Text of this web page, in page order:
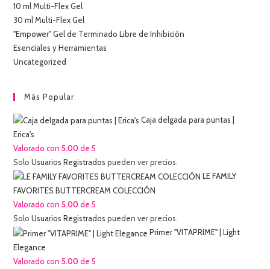
10 ml Multi-Flex Gel
30 ml Multi-Flex Gel
"Empower" Gel de Terminado Libre de Inhibición
Esenciales y Herramientas
Uncategorized
Más Popular
Caja delgada para puntas |
Erica's
Valorado con5.00de 5
SoloUsuarios Registrados pueden ver precios.
LE FAMILY
FAVORITES BUTTERCREAM COLECCIÓN
Valorado con5.00de 5
SoloUsuarios Registrados pueden ver precios.
Primer "VITAPRIME" | Light
Elegance
Valorado con5.00de 5